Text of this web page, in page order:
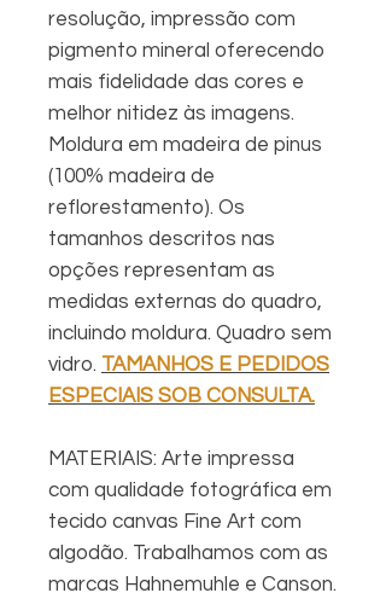
resolução, impressão com
pigmento mineral oferecendo
mais fidelidade das cores e
melhor nitidez às imagens.
Moldura em madeira de pinus
(100% madeira de
reflorestamento). Os
tamanhos descritos nas
opções representam as
medidas externas do quadro,
incluindo moldura. Quadro sem
vidro. TAMANHOS E PEDIDOS
ESPECIAIS SOB CONSULTA.
MATERIAIS: Arte impressa
com qualidade fotográfica em
tecido canvas Fine Art com
algodão. Trabalhamos com as
marcas Hahnemuhle e Canson.